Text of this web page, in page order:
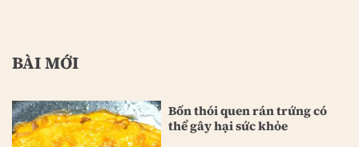
BÀI MỚI
Bốn thói quen rán trứng có
thể gây hại sức khỏe